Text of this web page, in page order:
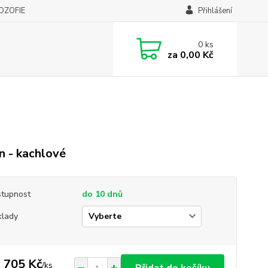
Přihlášení
0ks
za 0,00 Kč
- kachlové
do 10 dnů
705 Kč/ks